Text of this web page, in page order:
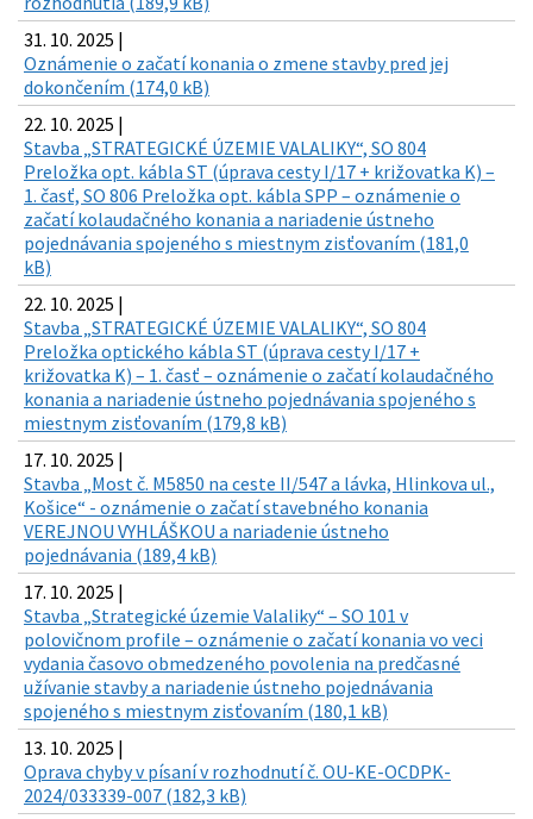
31. 10. 2025 |
Oznámenie o začatí konania o zmene stavby pred jej
dokončením (174,0 kB)
22. 10. 2025 |
Stavba „STRATEGICKÉ ÚZEMIE VALALIKY“, SO 804
Preložka opt. kábla ST (úprava cesty I/17 + križovatka K) –
1. časť, SO 806 Preložka opt. kábla SPP – oznámenie o
začatí kolaudačného konania a nariadenie ústneho
pojednávania spojeného s miestnym zisťovaním (181,0
kB)
22. 10. 2025 |
Stavba „STRATEGICKÉ ÚZEMIE VALALIKY“, SO 804
Preložka optického kábla ST (úprava cesty I/17 +
križovatka K) – 1. časť – oznámenie o začatí kolaudačného
konania a nariadenie ústneho pojednávania spojeného s
miestnym zisťovaním (179,8 kB)
17. 10. 2025 |
Stavba „Most č. M5850 na ceste II/547 a lávka, Hlinkova ul.,
Košice“ - oznámenie o začatí stavebného konania
VEREJNOU VYHLÁŠKOU a nariadenie ústneho
pojednávania (189,4 kB)
17. 10. 2025 |
Stavba „Strategické územie Valaliky“ – SO 101 v
polovičnom profile – oznámenie o začatí konania vo veci
vydania časovo obmedzeného povolenia na predčasné
užívanie stavby a nariadenie ústneho pojednávania
spojeného s miestnym zisťovaním (180,1 kB)
13. 10. 2025 |
Oprava chyby v písaní v rozhodnutí č. OU-KE-OCDPK-
2024/033339-007 (182,3 kB)